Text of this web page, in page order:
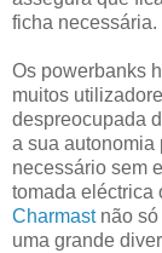
ficha necessária.
Os powerbanks
muitos
despreocupada
a sua autonomia
necessário sem
tomada eléctrica
Charmast não
uma grande